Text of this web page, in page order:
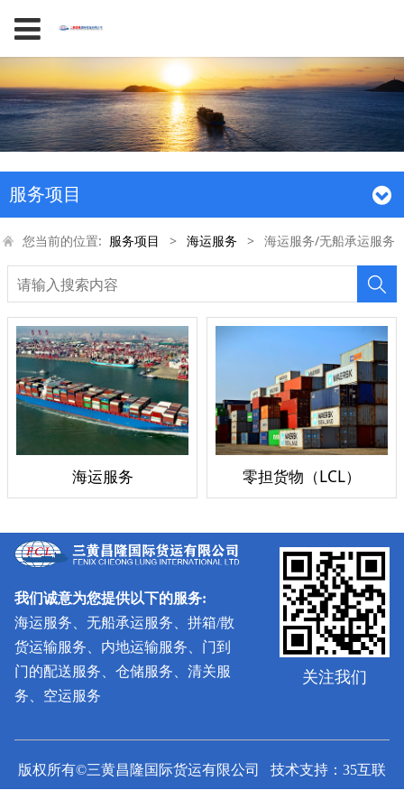
服务项目
您当前的位置: 服务项目 > 海运服务 > 海运服务/无船承运服务
海运服务 零担货物（LCL）
我们诚意为您提供以下的服务:
海运服务、无船承运服务、拼箱/散
货运输服务、内地运输服务、门到
门的配送服务、仓储服务、清关服
务、空运服务
关注我们
版权所有©三黄昌隆国际货运有限公司 技术支持：35互联